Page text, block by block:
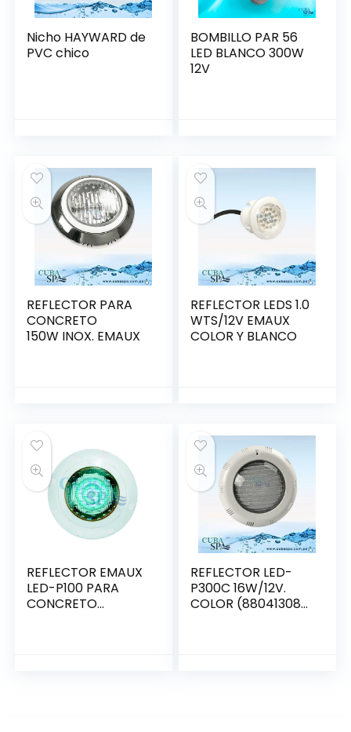
Nicho HAYWARD de
PVC chico
BOMBILLO PAR 56
LED BLANCO 300W
12V
REFLECTOR PARA
CONCRETO
150W INOX. EMAUX
REFLECTOR LEDS 1.0
WTS/12V EMAUX
COLOR Y BLANCO
REFLECTOR EMAUX
LED-P100 PARA
CONCRETO
REFLECTOR LED-
P300C 16W/12V.
COLOR (88041308)